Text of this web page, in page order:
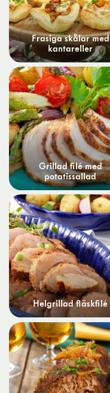
Frasiga skålar med
kantareller
Grillad filé med
potatissallad
Helgrillad fläskfilé